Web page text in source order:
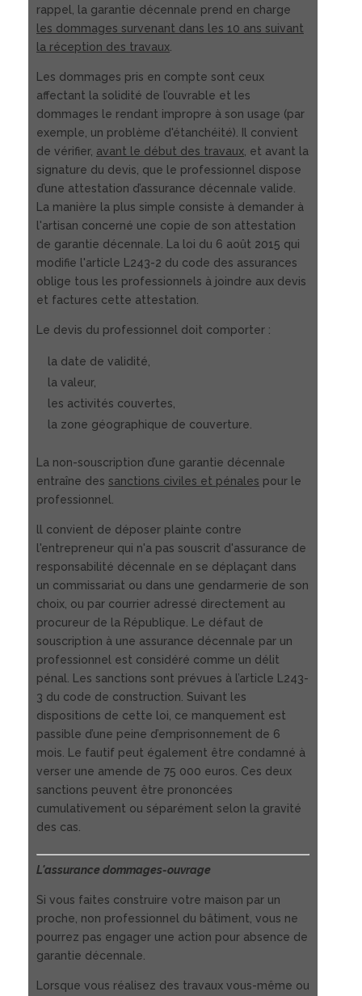
rappel, la garantie décennale prend en charge
les dommages survenant dans les 10 ans suivant
la réception des travaux
Les dommages pris en compte sont ceux
affectant la solidité de l’ouvrable et les
dommages le rendant impropre à son usage (par
exemple, un problème d'étanchéité). Il convient
de vérifier, avant le début des travaux , et avant la
signature du devis, que le professionnel dispose
d’une attestation d’assurance décennale valide.
La manière la plus simple consiste à demander à
l'artisan concerné une copie de son attestation
de garantie décennale. La loi du 6 août 2015 qui
modifie l'article L243-2 du code des assurances
oblige tous les professionnels à joindre aux devis
et factures cette attestation.
Le devis du professionnel doit comporter :
la date de validité,
la valeur,
les activités couvertes,
la zone géographique de couverture.
La non-souscription d’une garantie décennale
entraîne des sanctions civiles et pénales pour le
professionnel.
ll convient de déposer plainte contre
l'entrepreneur qui n'a pas souscrit d'assurance de
responsabilité décennale en se déplaçant dans
un commissariat ou dans une gendarmerie de son
choix, ou par courrier adressé directement au
procureur de la République. Le défaut de
souscription à une assurance décennale par un
professionnel est considéré comme un délit
pénal. Les sanctions sont prévues à l’article L243-
3 du code de construction. Suivant les
dispositions de cette loi, ce manquement est
passible d’une peine d’emprisonnement de 6
mois. Le fautif peut également être condamné à
verser une amende de 75 000 euros. Ces deux
sanctions peuvent être prononcées
cumulativement ou séparément selon la gravité
des cas.
L'assurance dommages-ouvrage
Si vous faites construire votre maison par un
proche, non professionnel du bâtiment, vous ne
pourrez pas engager une action pour absence de
garantie décennale.
Lorsque vous réalisez des travaux vous-même ou